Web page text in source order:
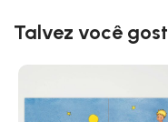
Talvez você